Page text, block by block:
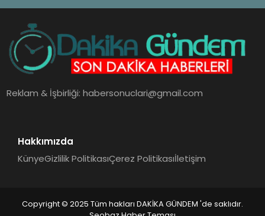
Reklam & İşbirliği:habersonuclari@gmail.com
Hakkımızda
KünyeGizlilik PolitikasıÇerez Politikasıİletişim
Copyright © 2025 Tüm hakları DAKİKA GÜNDEM 'de saklıdır.